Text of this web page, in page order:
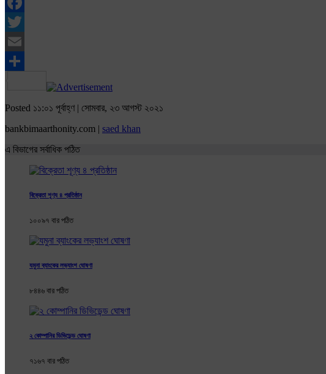
Facebook
Twitter
Email
Share
Posted ১১:০১ পূর্বাহ্ণ | সোমবার, ২৩ আগস্ট ২০২১
bankbimaarthonity.com | saed khan
এ বিভাগের সর্বাধিক পঠিত
বিক্রেতা শূণ্য ৪ প্রতিষ্ঠান
১০০৯৭ বার পঠিত
যমুনা ব্যাংকের লভ্যাংশ ঘোষণা
৮৪৪৬ বার পঠিত
২ কোম্পানির ডিভিডেন্ড ঘোষণা
৭১৬৭ বার পঠিত